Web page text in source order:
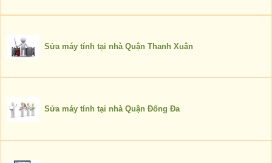
Sửa máy tính tại nhà Quận Thanh Xuân
Sửa máy tính tại nhà Quận Đống Đa